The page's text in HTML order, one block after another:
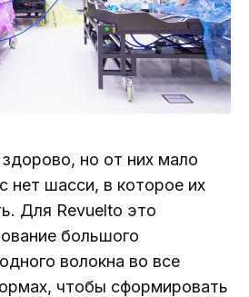
но от них мало
нет шасси, в которое их
Для Revuelto это
большого
волокна во все
чтобы сформировать